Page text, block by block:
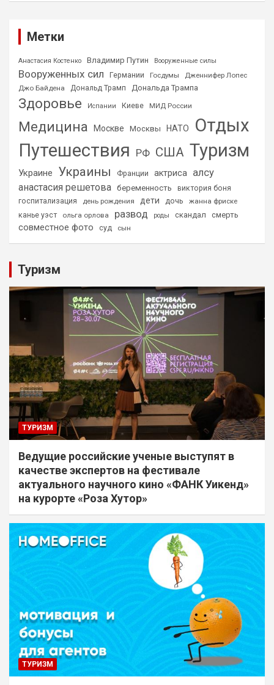
Метки
Анастасия Костенко Владимир Путин Вооруженные силы
Вооруженных сил Германии Госдумы
Дженнифер Лопес
Джо Байдена
Дональд Трамп Дональда Трампа
Здоровье Испании Киеве МИД России
Медицина Москве Москвы НАТО
Отдых
Путешествия РФ США Туризм
Украине Украины Франции актриса алсу
анастасия решетова беременность
виктория боня
госпитализация
день рождения дети дочь
жанна фриске
канье уэст
ольга орлова развод роды скандал смерть
совместное фото суд сын
Туризм
ТУРИЗМ
Ведущие российские ученые выступят в
качестве экспертов на фестивале
актуального научного кино «ФАНК Уикенд»
на курорте «Роза Хутор»
ТУРИЗМ